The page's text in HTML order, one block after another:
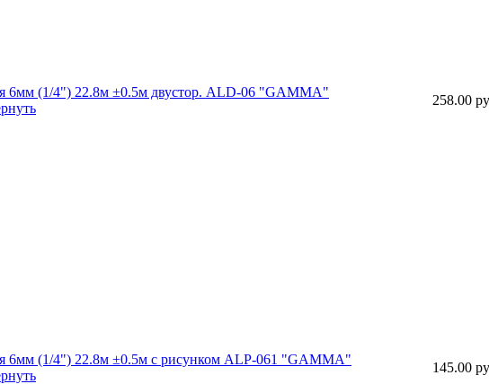
6мм (1/4") 22.8м ±0.5м двустор. ALD-06 "GAMMA"
258.00
6мм (1/4") 22.8м ±0.5м с рисунком ALP-061 "GAMMA"
145.00